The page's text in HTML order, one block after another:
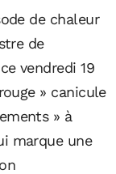
de chaleur
de
vendredi 19
» canicule
» à
marque une